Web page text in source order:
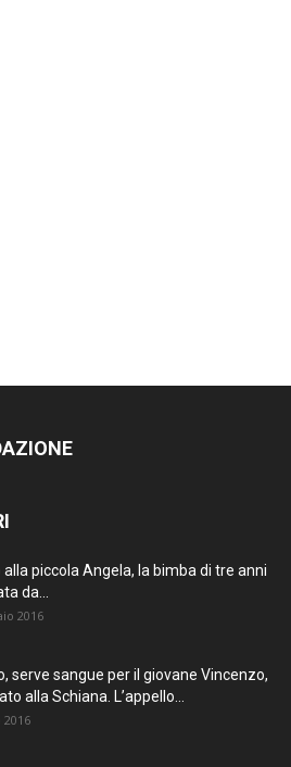
alla piccola Angela, la bimba di tre anni
da...
2016
serve sangue per il giovane Vincenzo,
alla Schiana. L’appello...
2016